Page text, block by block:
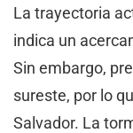
La trayectoria
indica un
Sin embargo,
sureste, por lo
Salvador. La